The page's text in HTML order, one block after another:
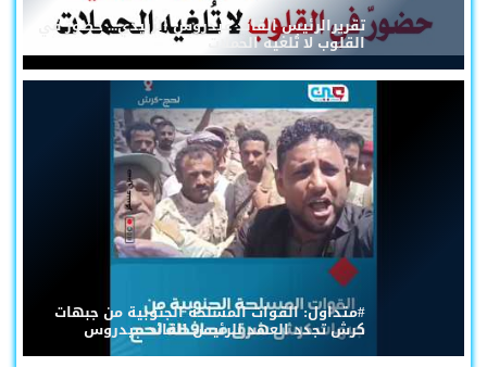
تقريرالرئيس القائد عيدروس الزُبيدي... حضورٌ في
القلوب لا تُلغيه الحملات
#متداول: القوات المسلحة الجنوبية من جبهات
كرش تجدد العهد للرئيس القائد عيدروس